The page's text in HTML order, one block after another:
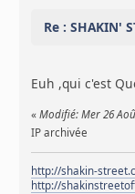
Re : SHAKIN'
Euh ,qui c'est
«Modifié: Mer 26
IP archivée
http://shakin-
http://